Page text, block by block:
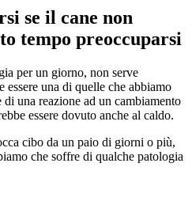
se il cane non
tempo preoccuparsi
per un giorno, non serve
essere una di quelle che abbiamo
una reazione ad un cambiamento
essere dovuto anche al caldo.
cibo da un paio di giorni o più,
che soffre di qualche patologia